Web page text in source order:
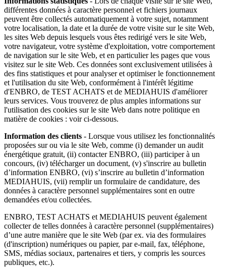
différentes données à caractère personnel et fichiers journaux
peuvent être collectés automatiquement à votre sujet, notamment
votre localisation, la date et la durée de votre visite sur le site Web,
les sites Web depuis lesquels vous êtes redirigé vers le site Web,
votre navigateur, votre système d'exploitation, votre comportement
de navigation sur le site Web, et en particulier les pages que vous
visitez sur le site Web. Ces données sont exclusivement utilisées à
des fins statistiques et pour analyser et optimiser le fonctionnement
et l'utilisation du site Web, conformément à l'intérêt légitime
d'ENBRO, de TEST ACHATS et de MEDIAHUIS d'améliorer
leurs services. Vous trouverez de plus amples informations sur
l'utilisation des cookies sur le site Web dans notre politique en
matière de cookies : voir ci-dessous.
Information des clients - Lorsque vous utilisez les fonctionnalités
proposées sur ou via le site Web, comme (i) demander un audit
énergétique gratuit, (ii) contacter ENBRO, (iii) participer à un
concours, (iv) télécharger un document, (v) s'inscrire au bulletin
d’information ENBRO, (vi) s’inscrire au bulletin d’information
MEDIAHUIS, (vii) remplir un formulaire de candidature, des
données à caractère personnel supplémentaires sont en outre
demandées et/ou collectées.
ENBRO, TEST ACHATS et MEDIAHUIS peuvent également
collecter de telles données à caractère personnel (supplémentaires)
d’une autre manière que le site Web (par ex. via des formulaires
(d'inscription) numériques ou papier, par e-mail, fax, téléphone,
SMS, médias sociaux, partenaires et tiers, y compris les sources
publiques, etc.).